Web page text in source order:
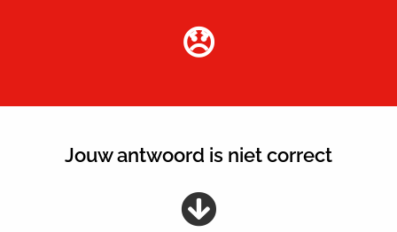
😞
Jouw antwoord is niet correct